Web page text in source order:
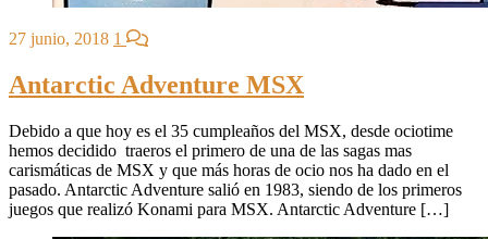
27 junio, 2018 1
Antarctic Adventure MSX
Debido a que hoy es el 35 cumpleaños del MSX, desde ociotime
hemos decidido traeros el primero de una de las sagas mas
carismáticas de MSX y que más horas de ocio nos ha dado en el
pasado. Antarctic Adventure salió en 1983, siendo de los primeros
juegos que realizó Konami para MSX. Antarctic Adventure […]